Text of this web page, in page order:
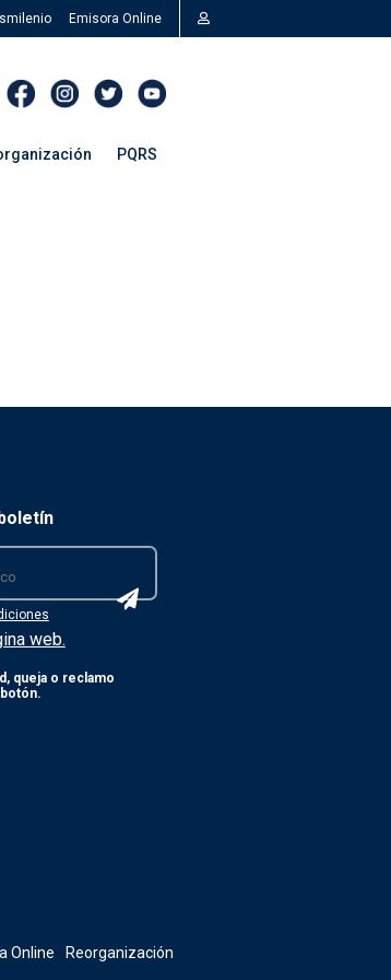
Emisora Online
PQRS
web.
queja o reclamo
Online Reorganización